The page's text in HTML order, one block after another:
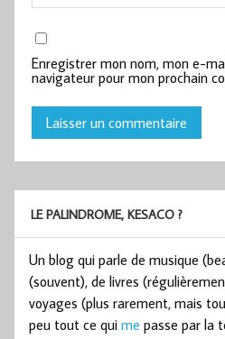
Enregistrer mon nom, mon e-
navigateur pour mon prochain
LE PALINDROME, KESACO ?
Un blog qui parle de musique
(souvent), de livres
voyages (plus rarement, mais
peu tout ce qui me passe par la